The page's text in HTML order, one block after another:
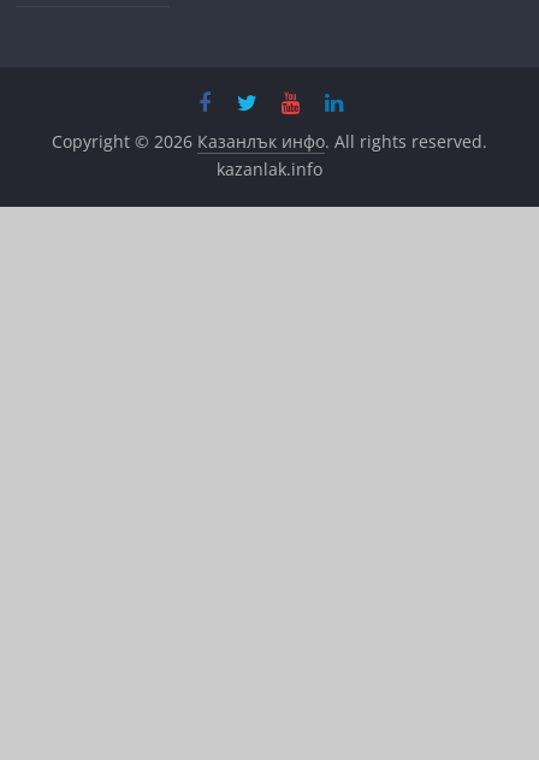
Copyright © 2026 Казанлък инфо. All rights reserved.
kazanlak.info